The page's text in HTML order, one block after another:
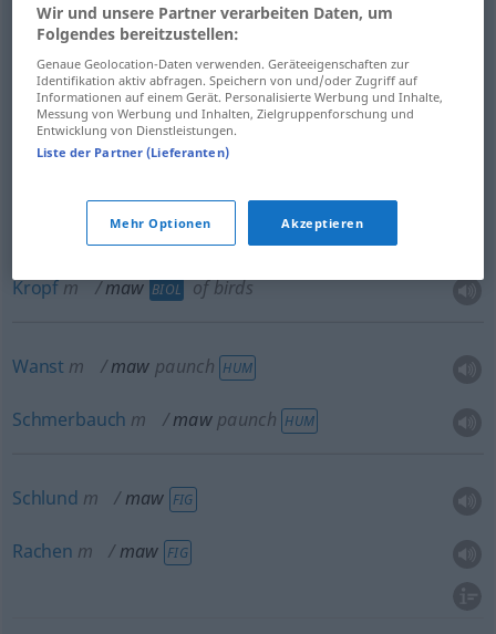
(Tier)Magen
besondersLabmagenm(der Wiederkäuer) maw
maw of animals
Kropfm maw BIOL of birds
Wanst m maw paunch HUM
Schmerbauch m maw paunch HUM
Schlund m maw FIG
Rachen m maw FIG
Wir und unsere Partner verarbeiten Daten, um
Folgendes bereitzustellen:
Genaue Geolocation-Daten verwenden. Geräteeigenschaften zur
Identifikation aktiv abfragen. Speichern von und/oder Zugriff auf
Informationen auf einem Gerät. Personalisierte Werbung und Inhalte,
Messung von Werbung und Inhalten, Zielgruppenforschung und
Entwicklung von Dienstleistungen.
Liste der Partner (Lieferanten)
Mehr Optionen Akzeptieren